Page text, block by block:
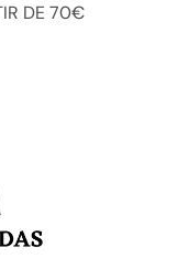
DE 70€